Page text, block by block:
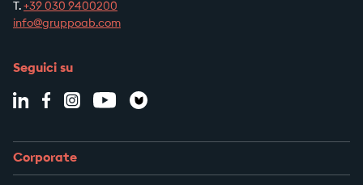
T. +39 030 9400200
info@gruppoab.com
Seguici su
Corporate